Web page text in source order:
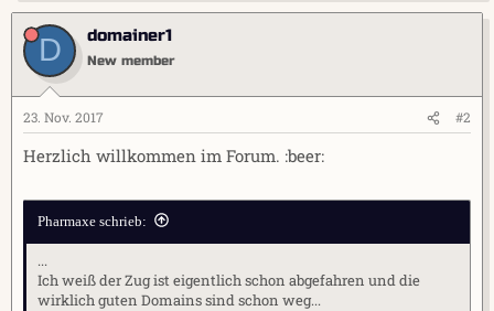
D domainer1
New member
23. Nov. 2017 #2
Herzlich willkommen im Forum. :beer:
Pharmaxe schrieb:
...
Ich weiß der Zug ist eigentlich schon abgefahren und die
wirklich guten Domains sind schon weg...